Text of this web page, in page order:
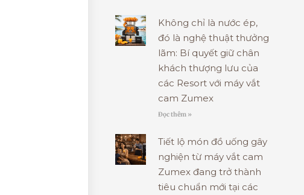
Không chỉ là nước ép,
đó là nghệ thuật thưởng
lãm: Bí quyết giữ chân
khách thượng lưu của
các Resort với máy vắt
cam Zumex
Đọc thêm »
Tiết lộ món đồ uống gây
nghiện từ máy vắt cam
Zumex đang trở thành
tiêu chuẩn mới tại các